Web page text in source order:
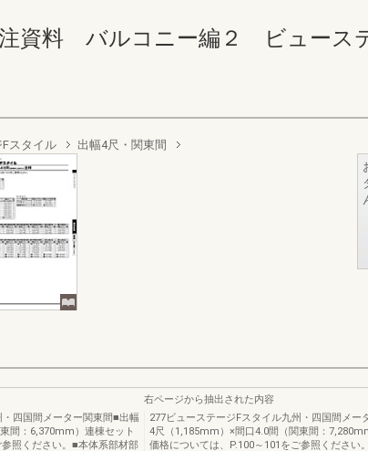
資料 バルコニー編２ ビュース
スタイル 出幅4尺・関東間
四国間メーター関東間■出幅
間：6,370mm）連棟セット
照ください。■本体系部材部
右ページから抽出された内容
277ビューステージFスタイル九州・四国間メー
4尺（1,185mm）×間口4.0間（関東間：
価格については、P.100～101をご参照ください